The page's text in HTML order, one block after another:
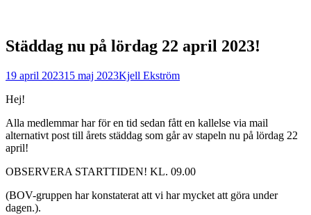
Städdag nu på lördag 22 april 2023!
Postades
19 april 202315 maj 2023Författare
Kjell Ekström
Hej!
Alla medlemmar har för en tid sedan fått en kallelse via mail
alternativt post till årets städdag som går av stapeln nu på lördag 22
april!
OBSERVERA STARTTIDEN! KL. 09.00
(BOV-gruppen har konstaterat att vi har mycket att göra under
dagen.).